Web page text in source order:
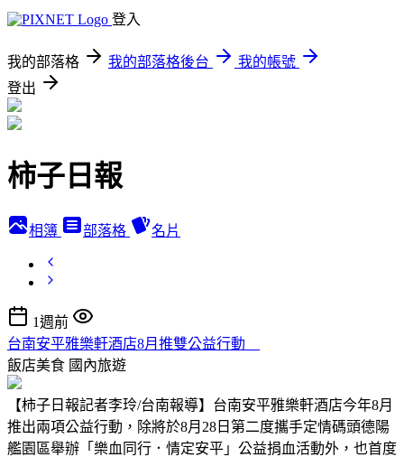
登入
我的部落格 我的部落格後台
我的帳號
登出
柿子日報
相簿 部落格 名片
1週前
台南安平雅樂軒酒店8月推雙公益行動
飯店美食 國內旅遊
【柿子日報記者李玲/台南報導】台南安平雅樂軒酒店今年8月
推出兩項公益行動，除將於8月28日第二度攜手定情碼頭德陽
艦園區舉辦「樂血同行．情定安平」公益捐血活動外，也首度